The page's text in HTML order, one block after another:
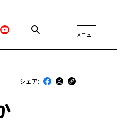
メニュー
ヨタ
シェア: